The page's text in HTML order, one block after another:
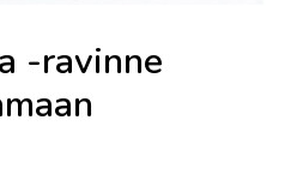
-ravinne